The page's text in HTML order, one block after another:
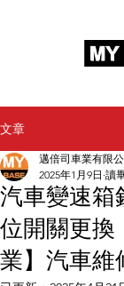
文章
汽車變速箱
位開關更換
業】汽車維
邁倍司車業有限
2025年1月9日 讀